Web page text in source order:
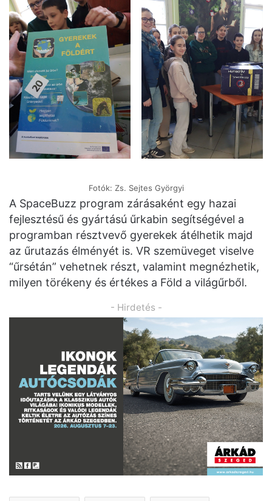
Fotók: Zs. Sejtes Györgyi
A SpaceBuzz program zárásaként egy hazai
fejlesztésű és gyártású űrkabin segítségével a
programban résztvevő gyerekek átélhetik majd
az űrutazás élményét is. VR szemüveget viselve
“űrsétán” vehetnek részt, valamint megnézhetik,
milyen törékeny és értékes a Föld a világűrből.
- Hirdetés -